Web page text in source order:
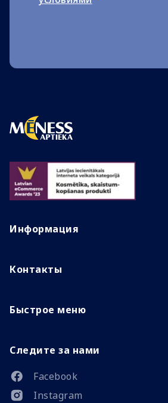
Информация
Контакты
Быстрое меню
Следите за нами
Facebook
Instagram